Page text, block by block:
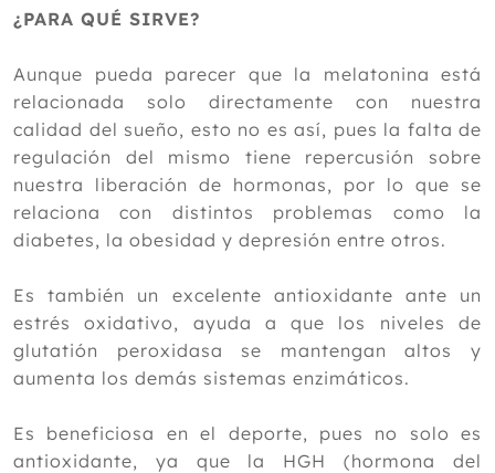
¿PARA QUÉ SIRVE?
Aunque pueda parecer que la melatonina está
relacionada solo directamente con nuestra
calidad del sueño, esto no es así, pues la falta de
regulación del mismo tiene repercusión sobre
nuestra liberación de hormonas, por lo que se
relaciona con distintos problemas como la
diabetes, la obesidad y depresión entre otros.
Es también un excelente antioxidante ante un
estrés oxidativo, ayuda a que los niveles de
glutatión peroxidasa se mantengan altos y
aumenta los demás sistemas enzimáticos.
Es beneficiosa en el deporte, pues no solo es
antioxidante, ya que la HGH (hormona del